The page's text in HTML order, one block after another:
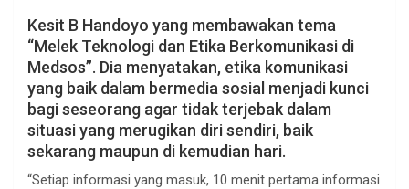
Kesit B Handoyo yang membawakan tema
“Melek Teknologi dan Etika Berkomunikasi di
Medsos”. Dia menyatakan, etika komunikasi
yang baik dalam bermedia sosial menjadi kunci
bagi seseorang agar tidak terjebak dalam
situasi yang merugikan diri sendiri, baik
sekarang maupun di kemudian hari.
“Setiap informasi yang masuk, 10 menit pertama informasi